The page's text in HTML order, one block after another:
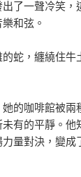
出了一聲冷笑
和弦。
蛇，纏繞住牛
的咖啡館被兩
有的平靜。他
量對決，變成